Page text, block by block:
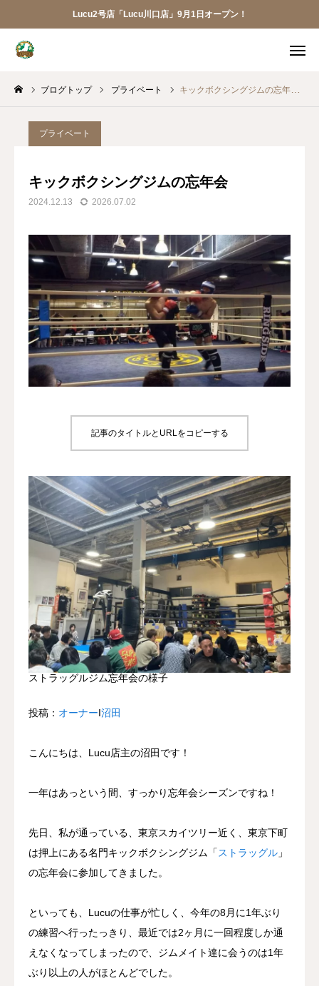
Lucu2号店「Lucu川口店」9月1日オープン！
ブログトップ プライベート キックボクシングジムの忘年会
プライベート
キックボクシングジムの忘年会
2024.12.13 2026.07.02
記事のタイトルとURLをコピーする
ストラッグルジム忘年会の様子
投稿： オーナーΙ沼田
こんにちは、Lucu店主の沼田です！
一年はあっという間、すっかり忘年会シーズンですね！
先日、私が通っている、東京スカイツリー近く、東京下町
は押上にある名門キックボクシングジム「 ストラッグル 」
の忘年会に参加してきました。
といっても、Lucuの仕事が忙しく、今年の8月に1年ぶり
の練習へ行ったっきり、最近では2ヶ月に一回程度しか通
えなくなってしまったので、ジムメイト達に会うのは1年
ぶり以上の人がほとんどでした。
ご予約 アクセス
お電話
Lucu川口店
トリミング
ペットホテル
犬の幼稚園
犬の送迎
ドッグカフェ
室内ドッグラン
NEWS
会社概要